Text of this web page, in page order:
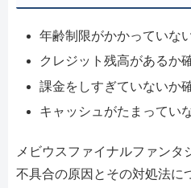
年齢制限がかかっていな
クレジット残高があるか
課金をしすぎていないか
キャッシュがたまってい
メビウスファイナルファンタ
不具合の原因とその対処法に